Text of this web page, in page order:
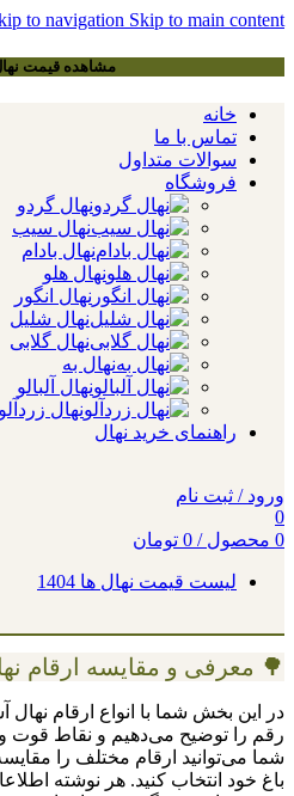
to navigation Skip to main content
مشاهده قیمت نهال
خانه
تماس با ما
سوالات متداول
فروشگاه
نهال گردو
نهال سیب
نهال بادام
نهال هلو
نهال انگور
نهال شلیل
نهال گلابی
نهال به
نهال آلبالو
نهال زردآلو
راهنمای خرید نهال
ورود / ثبت نام
0
0 محصول /
0 تومان
لیست قیمت نهال ها 1404
🌳 معرفی و مقایسه ارقام
در این بخش شما با انواع ارقام
رقم را توضیح می‌دهیم و نقاط
شما می‌توانید ارقام مختلف را
باغ خود انتخاب کنید. هر نوشته